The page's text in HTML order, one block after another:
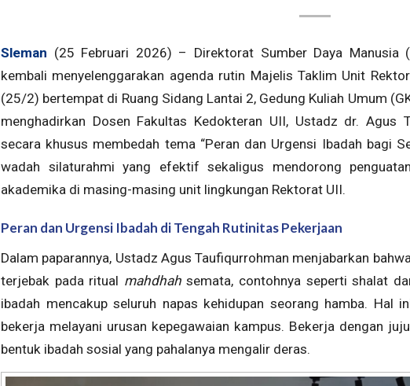
Sleman (25 Februari 2026) – Direktorat Sumber Daya Manusia
kembali menyelenggarakan agenda rutin Majelis Taklim Unit
(25/2) bertempat di Ruang Sidang Lantai 2, Gedung Kuliah Umum
menghadirkan Dosen Fakultas Kedokteran UII, Ustadz dr. Agus
secara khusus membedah tema “Peran dan Urgensi Ibadah bagi
wadah silaturahmi yang efektif sekaligus mendorong
akademika di masing-masing unit lingkungan Rektorat UII.
Peran dan Urgensi Ibadah di Tengah Rutinitas Pekerjaan
Dalam paparannya, Ustadz Agus Taufiqurrohman menjabarkan
terjebak pada ritual mahdhahsemata, contohnya seperti shalat
ibadah mencakup seluruh napas kehidupan seorang hamba. Hal
bekerja melayani urusan kepegawaian kampus. Bekerja dengan
bentuk ibadah sosial yang pahalanya mengalir deras.